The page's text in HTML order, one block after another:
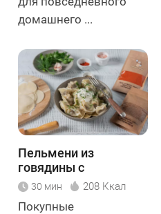
домашнего ...
Пельмени из
говядины с
черносливом
30 мин 208 Ккал
Покупные